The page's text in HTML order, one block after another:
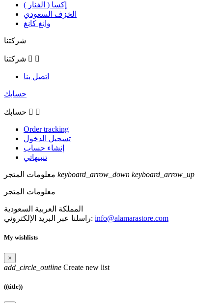
إكسا ( الفنار )
الخزف السعودي
وانغ كانغ
شركتنا
شركتنا  
اتصل بنا
حسابك
حسابك  
Order tracking
تسجيل الدخول
إنشاء حساب
تنبيهاتي
معلومات المتجر keyboard_arrow_down keyboard_arrow_up
معلومات المتجر
المملكة العربية السعودية
راسلنا عبر البريد الإلكتروني: info@alamarastore.com
My wishlists
×
add_circle_outline Create new list
((title))